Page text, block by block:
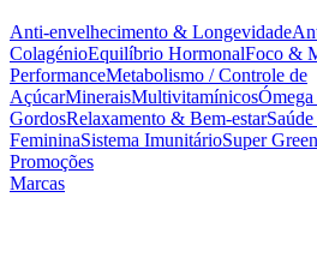
Anti-envelhecimento & Longevidade
ColagénioEquilíbrio HormonalFoco &
PerformanceMetabolismo / Controle de
AçúcarMineraisMultivitamínicos
GordosRelaxamento & Bem-estar
FemininaSistema ImunitárioSuper
Promoções
Marcas